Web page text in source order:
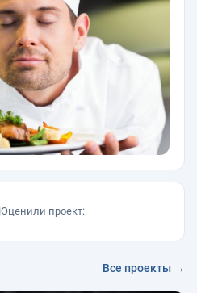
Оценили проект:
Все проекты →